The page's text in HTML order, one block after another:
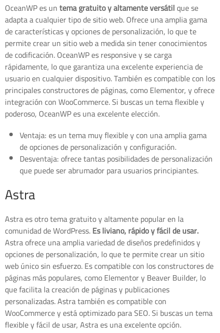
OceanWP es untema gratuito y altamente versátilque se
adapta a cualquier tipo de sitio web. Ofrece una amplia gama
de características y opciones de personalización, lo que te
permite crear un sitio web a medida sin tener conocimientos
de codificación. OceanWP es responsive y se carga
rápidamente, lo que garantiza una excelente experiencia de
usuario en cualquier dispositivo. También es compatible con los
principales constructores de páginas, como Elementor, y ofrece
integración con WooCommerce. Si buscas un tema flexible y
poderoso, OceanWP es una excelente elección.
Ventaja: es un tema muy flexible y con una amplia gama
de opciones de personalización y configuración.
Desventaja: ofrece tantas posibilidades de personalización
que puede ser abrumador para usuarios principiantes.
Astra
Astra es otro tema gratuito y altamente popular en la
comunidad de WordPress.Es liviano, rápido y fácil de usar.
Astra ofrece una amplia variedad de diseños predefinidos y
opciones de personalización, lo que te permite crear un sitio
web único sin esfuerzo. Es compatible con los constructores de
páginas más populares, como Elementor y Beaver Builder, lo
que facilita la creación de páginas y publicaciones
personalizadas. Astra también es compatible con
WooCommerce y está optimizado para SEO. Si buscas un tema
flexible y fácil de usar, Astra es una excelente opción.